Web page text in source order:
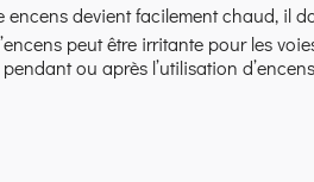
encens devient facilement chaud, il
peut être irritante pour les
ou après l’utilisation